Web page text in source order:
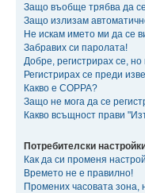
Защо въобще трябва да
Защо излизам
Не искам името ми да се
Забравих си паролата!
Добре, регистрирах се,
Регистрирах се преди
Какво е COPPA?
Защо не мога да се
Какво всъщност прави
Потребителски
Как да си променя
Времето не е правилно!
Промених часовата зона,